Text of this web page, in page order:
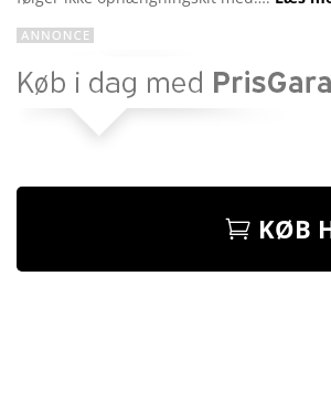
KØB